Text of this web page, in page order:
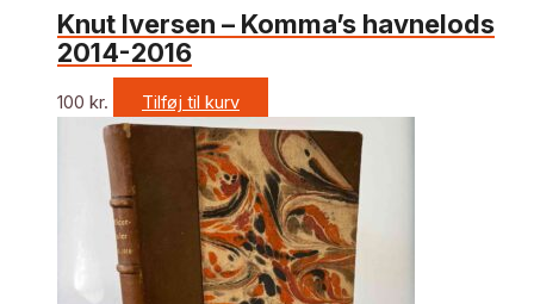
Knut Iversen – Komma’s havnelods
2014-2016
100 kr. Tilføj til kurv